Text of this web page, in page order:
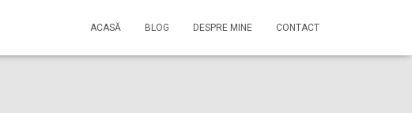
ACASĂ BLOG DESPRE MINE CONTACT